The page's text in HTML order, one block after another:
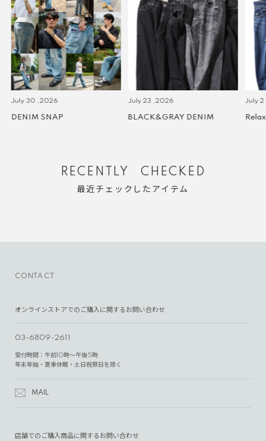
July 30 ,2026
DENIM SNAP
July 23 ,2026
BLACK&GRAY DENIM
July 2
Relax
RECENTLY CHECKED
最近チェックしたアイテム
CONTACT
オンラインストアでのご購入に関するお問い合わせ
03-6809-2611
受付時間：午前10時～午後5時
年末年始・夏季休暇・土日祝祭日を除く
MAIL
店舗でのご購入商品に関するお問い合わせ